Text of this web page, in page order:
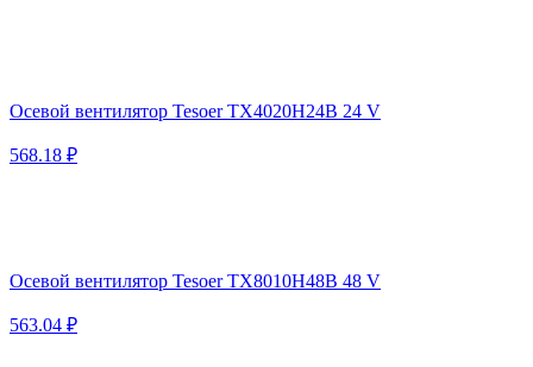
Осевой вентилятор Tesoer TX4020H24B 24 V
568.18 ₽
Осевой вентилятор Tesoer TX8010H48B 48 V
563.04 ₽